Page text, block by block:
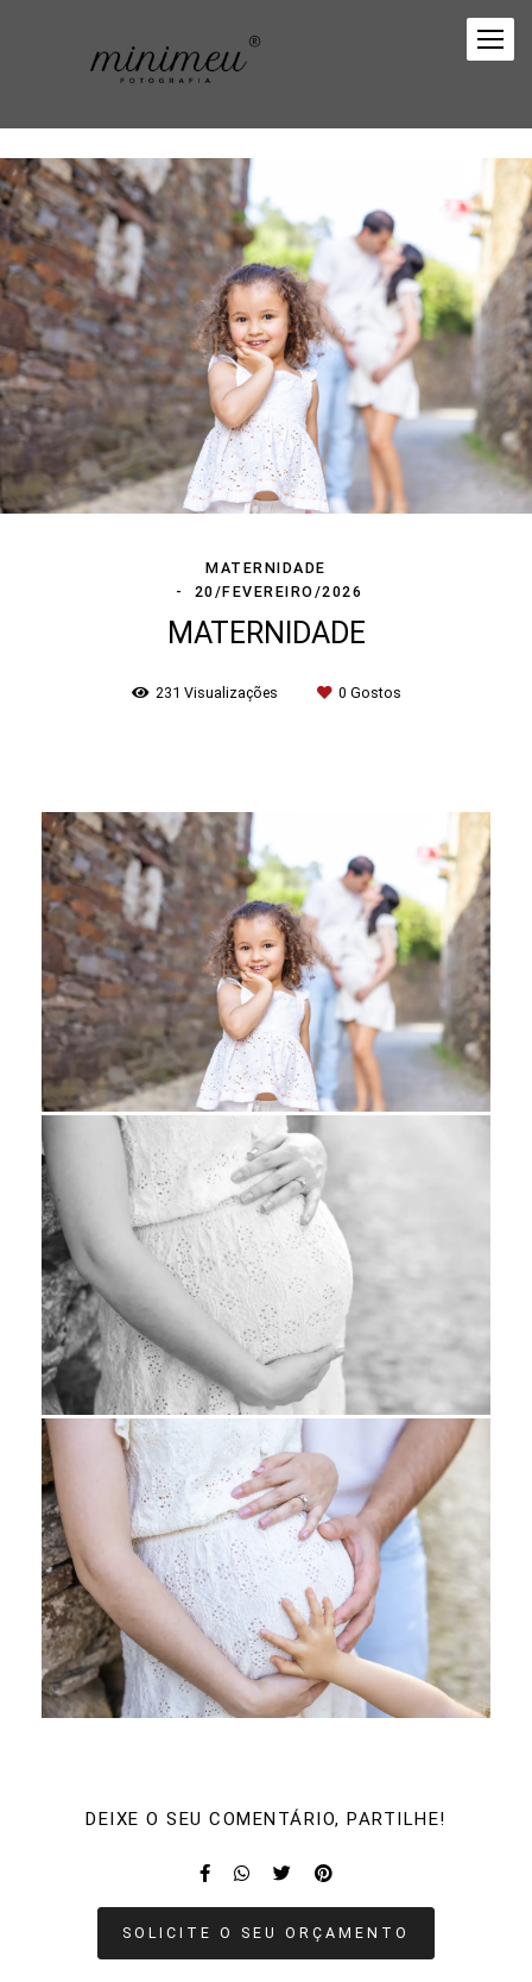
MATERNIDADE
20/FEVEREIRO/2026
MATERNIDADE
231 Visualizações 0 Gostos
DEIXE O SEU COMENTÁRIO, PARTILHE!
SOLICITE O SEU ORÇAMENTO